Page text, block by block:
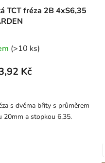
TCT fréza 2B 4xS6,35
(>10 ks)
Kč
s dvěma břity s průměrem
20mm a stopkou 6,35.